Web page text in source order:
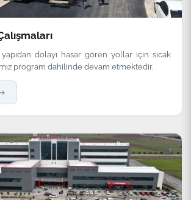
dolayı hasar gören yollar için sıcak
program dahilinde devam etmektedir.